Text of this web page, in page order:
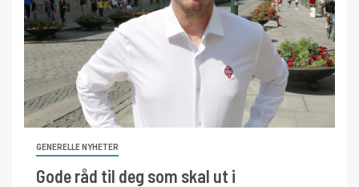
GENERELLE NYHETER
Gode råd til deg som skal ut i